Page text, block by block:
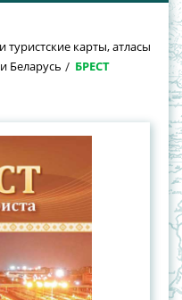
туристские карты, атласы
Беларусь
БРЕСТ